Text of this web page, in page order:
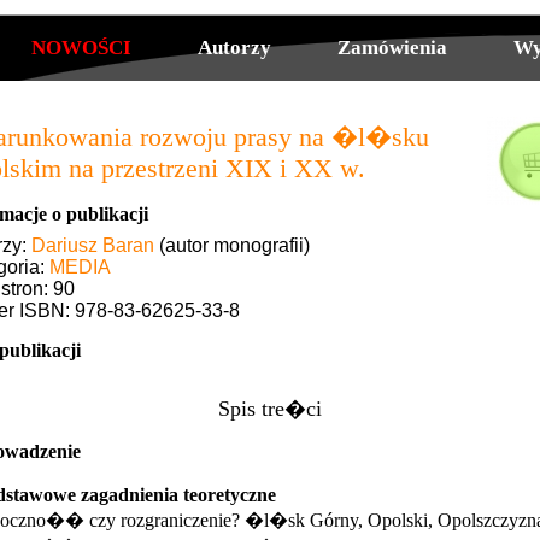
NOWOŚCI Autorzy Zamówienia
rozwoju prasy na �l�sku
na przestrzeni XIX i XX w.
o publikacji
Dariusz Baran (autor monografii)
MEDIA
90
ISBN: 978-83-62625-33-8
Spis tre�ci
zagadnienia teoretyczne
czy rozgraniczenie? �l�sk Górny, Opolski,